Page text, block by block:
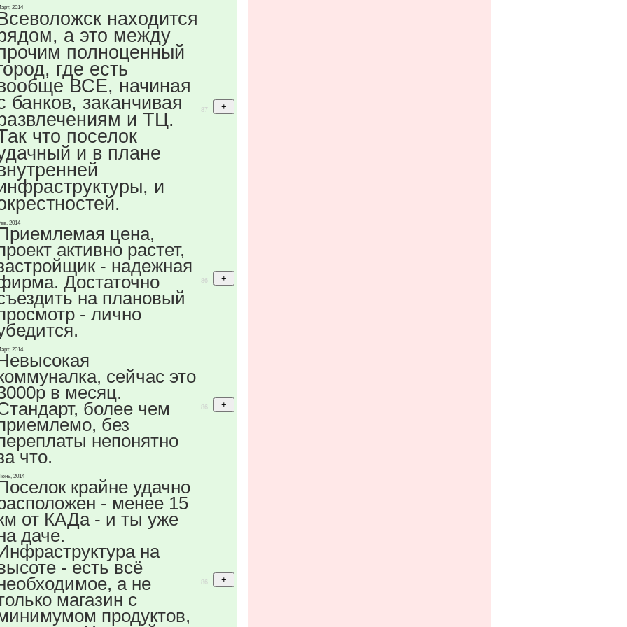
2014
находится
а это между
полноценный
где есть
ВСЕ, начиная
банков, заканчивая
и ТЦ.
что поселок
и в плане
и
87
2014
цена,
активно растет,
- надежная
Достаточно
на плановый
- лично
86
2014
сейчас это
в месяц.
более чем
без
непонятно
что.
86
2014
крайне удачно
- менее 15
от КАДа - и ты уже
даче.
на
- есть всё
а не
магазин с
продуктов,
86